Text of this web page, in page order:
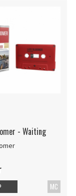
- Waiting
MC